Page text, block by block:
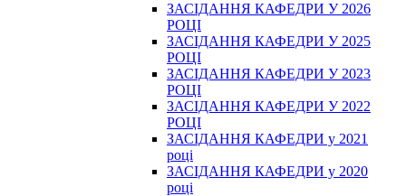
ЗАСІДАННЯ КАФЕДРИ У 2026
РОЦІ
ЗАСІДАННЯ КАФЕДРИ У 2025
РОЦІ
ЗАСІДАННЯ КАФЕДРИ У 2023
РОЦІ
ЗАСІДАННЯ КАФЕДРИ У 2022
РОЦІ
ЗАСІДАННЯ КАФЕДРИ у 2021
році
ЗАСІДАННЯ КАФЕДРИ у 2020
році